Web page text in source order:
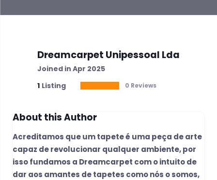
Dreamcarpet Unipessoal Lda
Joined in Apr 2025
1 Listing 0 Reviews
About this Author
Acreditamos que um tapete é uma peça de arte
capaz de revolucionar qualquer ambiente, por
isso fundamos a Dreamcarpet com o intuito de
dar aos amantes de tapetes como nós o somos,